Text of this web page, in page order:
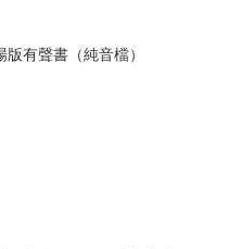
有聲書（純音檔）